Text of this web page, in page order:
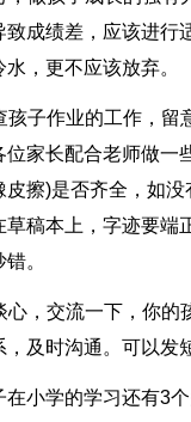
成绩差，应该进行
，更不应该放弃。
孩子作业的工作，
家长配合老师做
擦)是否齐全，如
稿本上，字迹要端
。
心，交流一下，你
及时沟通。可以发
小学的学习还有3